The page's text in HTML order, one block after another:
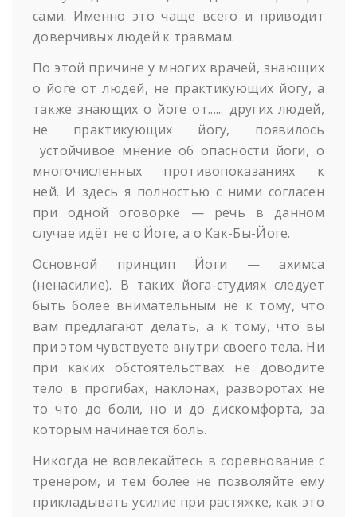
сами. Именно это чаще всего и приводит
доверчивых людей к травмам.
По этой причине у многих врачей, знающих
о йоге от людей, не практикующих йогу, а
также знающих о йоге от...... других людей,
не практикующих йогу, появилось
устойчивое мнение об опасности йоги, о
многочисленных противопоказаниях к
ней. И здесь я полностью с ними согласен
при одной оговорке — речь в данном
случае идёт не о Йоге, а о Как-Бы-Йоге.
Основной принцип Йоги — ахимса
(ненасилие). В таких йога-студиях следует
быть более внимательным не к тому, что
вам предлагают делать, а к тому, что вы
при этом чувствуете внутри своего тела. Ни
при каких обстоятельствах не доводите
тело в прогибах, наклонах, разворотах не
то что до боли, но и до дискомфорта, за
которым начинается боль.
Никогда не вовлекайтесь в соревнование с
тренером, и тем более не позволяйте ему
прикладывать усилие при растяжке, как это